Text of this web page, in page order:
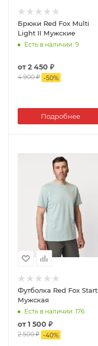
Брюки Red Fox Multi
Light II Мужские
Есть в наличии: 9
от2 450 ₽
4 900 ₽ -50%
Подробнее
Футболка Red Fox Start
Мужская
Есть в наличии: 176
от1 500 ₽
2 500 ₽ -40%